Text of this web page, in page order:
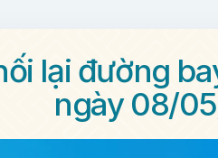
lại đường
ngày 08/